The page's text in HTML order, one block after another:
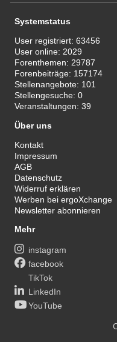
Systemstatus
User registriert:63456
User online: 2029
Forenthemen: 29787
Forenbeiträge: 157174
Stellenangebote: 101
Stellengesuche:0
Veranstaltungen:39
Über uns
Kontakt
Impressum
AGB
Datenschutz
Widerruf erklären
Werben bei ergoXchange
Newsletter abonnieren
Mehr
instagram
facebook
TikTok
LinkedIn
YouTube